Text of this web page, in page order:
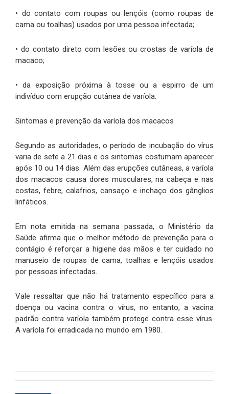
• do contato com roupas ou lençóis (como roupas de
cama ou toalhas) usados por uma pessoa infectada;
• do contato direto com lesões ou crostas de varíola de
macaco;
• da exposição próxima à tosse ou a espirro de um
indivíduo com erupção cutânea de varíola.
Sintomas e prevenção da varíola dos macacos
Segundo as autoridades, o período de incubação do vírus
varia de sete a 21 dias e os sintomas costumam aparecer
após 10 ou 14 dias. Além das erupções cutâneas, a varíola
dos macacos causa dores musculares, na cabeça e nas
costas, febre, calafrios, cansaço e inchaço dos gânglios
linfáticos.
Em nota emitida na semana passada, o Ministério da
Saúde afirma que o melhor método de prevenção para o
contágio é reforçar a higiene das mãos e ter cuidado no
manuseio de roupas de cama, toalhas e lençóis usados
por pessoas infectadas.
Vale ressaltar que não há tratamento específico para a
doença ou vacina contra o vírus, no entanto, a vacina
padrão contra varíola também protege contra esse vírus.
A varíola foi erradicada no mundo em 1980.